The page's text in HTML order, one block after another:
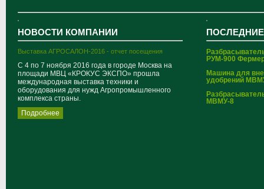
НОВОСТИ КОМПАНИИ
Выставка АГРОСАЛОН-2016 - отчет посещения
С 4 по 7 ноября 2016 года в городе Москва на
площади МВЦ «КРОКУС ЭКСПО» прошла
международная выставка техники и
оборудования для нужд Агропромышленного
комплекса страны.
Подробнее
РУМ-900
Машина для
удобрений
МВМУ-8